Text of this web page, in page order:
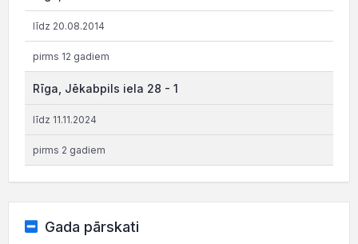
līdz 20.08.2014
pirms 12 gadiem
Rīga, Jēkabpils iela 28 - 1
līdz 11.11.2024
pirms 2 gadiem
Gada pārskati